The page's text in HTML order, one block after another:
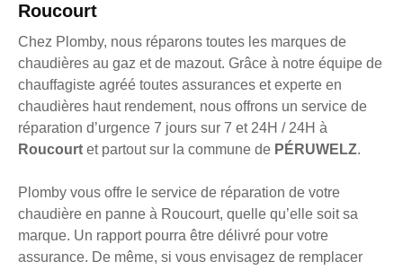
Roucourt
Chez Plomby, nous réparons toutes les marques de
chaudières au gaz et de mazout. Grâce à notre équipe de
chauffagiste agréé toutes assurances et experte en
chaudières haut rendement, nous offrons un service de
réparation d’urgence 7 jours sur 7 et 24H / 24H à
Roucourt et partout sur la commune de PÉRUWELZ.
Plomby vous offre le service de réparation de votre
chaudière en panne à Roucourt, quelle qu’elle soit sa
marque. Un rapport pourra être délivré pour votre
assurance. De même, si vous envisagez de remplacer